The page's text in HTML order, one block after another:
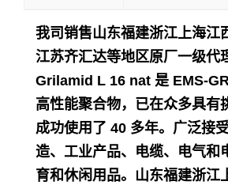
我司销售山东福建浙江上海江
江苏齐汇达等地区原厂一级代
Grilamid L 16 nat 是 EMS-
高性能聚合物，已在众多具有
成功使用了 40 多年。 广泛接
造、工业产品、电缆、电气和
育和休闲用品。 山东福建浙江